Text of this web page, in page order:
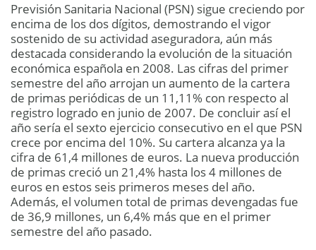
Previsión Sanitaria Nacional (PSN) sigue creciendo por
encima de los dos dígitos, demostrando el vigor
sostenido de su actividad aseguradora, aún más
destacada considerando la evolución de la situación
económica española en 2008. Las cifras del primer
semestre del año arrojan un aumento de la cartera
de primas periódicas de un 11,11% con respecto al
registro logrado en junio de 2007. De concluir así el
año sería el sexto ejercicio consecutivo en el que PSN
crece por encima del 10%. Su cartera alcanza ya la
cifra de 61,4 millones de euros. La nueva producción
de primas creció un 21,4% hasta los 4 millones de
euros en estos seis primeros meses del año.
Además, el volumen total de primas devengadas fue
de 36,9 millones, un 6,4% más que en el primer
semestre del año pasado.